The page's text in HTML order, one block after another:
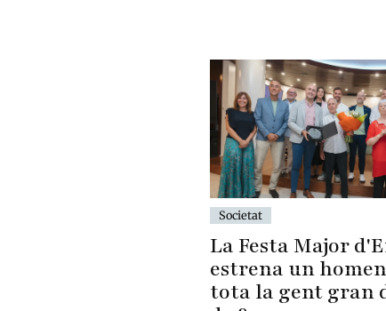
Societat
La Festa Major
estrena un
tota la gent gran